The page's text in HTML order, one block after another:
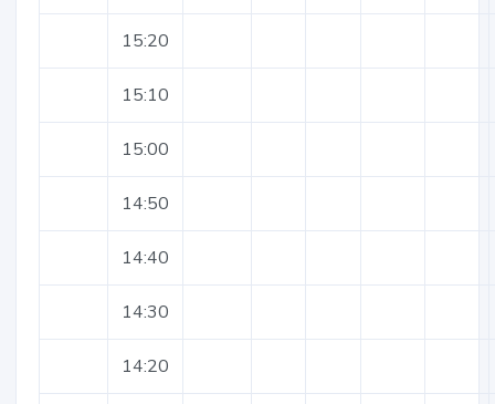
15:20
15:10
15:00
14:50
14:40
14:30
14:20